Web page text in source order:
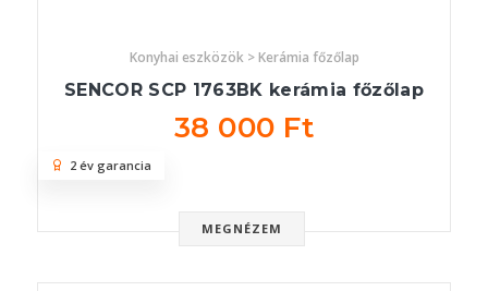
Konyhai eszközök > Kerámia főzőlap
SENCOR SCP 1763BK kerámia főzőlap
38 000 Ft
MEGNÉZEM
2 év garancia